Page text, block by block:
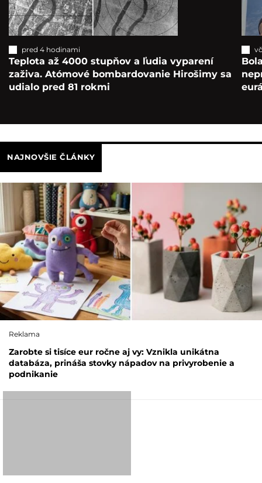
pred 4 hodinami
Teplota až 4000 stupňov a ľudia vyparení
zaživa. Atómové bombardovanie Hirošimy sa
udialo pred 81 rokmi
NAJNOVŠIE ČLÁNKY
Reklama
Zarobte si tisíce eur ročne aj vy: Vznikla unikátna
databáza, prináša stovky nápadov na privyrobenie a
podnikanie